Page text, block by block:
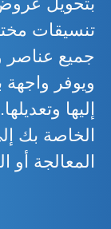
جميع عناصر
ويوفر
إليها
الخاصة بك
المعالجة أو